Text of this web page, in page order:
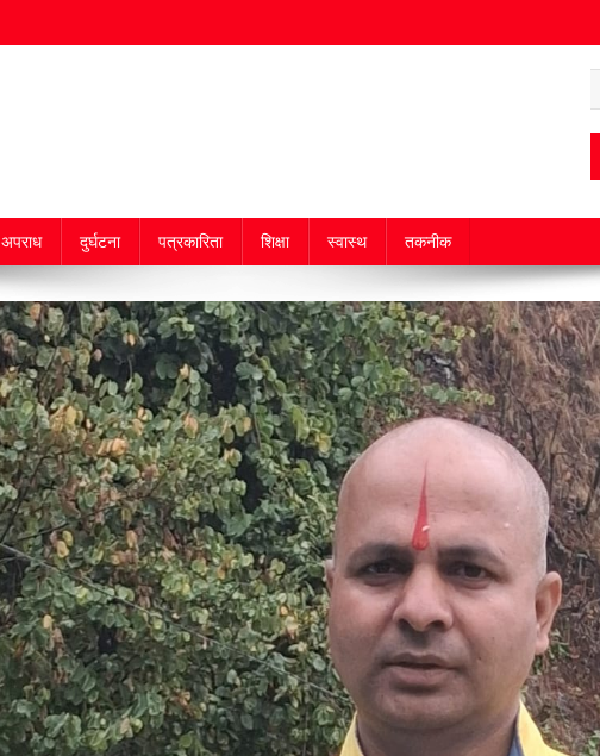
अपराध दुर्घटना पत्रकारिता शिक्षा स्वास्थ तकनीक